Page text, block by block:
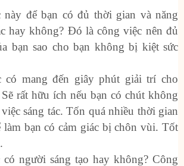
này để bạn có đủ thời gian và năng
hay không? Đó là công việc nên đủ
bạn sao cho bạn không bị kiệt sức
có mang đến giây phút giải trí cho
rất hữu ích nếu bạn có chút không
sáng tác. Tốn quá nhiều thời gian
làm bạn có cảm giác bị chôn vùi. Tốt
người sáng tạo hay không? Công